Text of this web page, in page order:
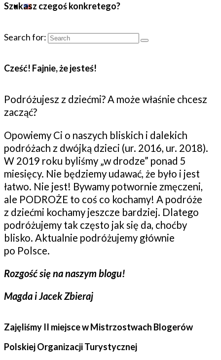
Szukasz czegoś konkretego?
Search for:
Cześć! Fajnie, że jesteś!
Podróżujesz z dziećmi? A może właśnie chcesz
zacząć?
Opowiemy Ci o naszych bliskich i dalekich
podróżach z dwójką dzieci (ur. 2016, ur. 2018).
W 2019 roku byliśmy „w drodze” ponad 5
miesięcy. Nie będziemy udawać, że było i jest
łatwo. Nie jest! Bywamy potwornie zmęczeni,
ale PODROŻE to coś co kochamy! A podróże
z dziećmi kochamy jeszcze bardziej. Dlatego
podróżujemy tak często jak się da, choćby
blisko. Aktualnie podróżujemy głównie
po Polsce.
Rozgość się na naszym blogu!
Magda i Jacek Zbieraj
Zajęliśmy II miejsce w Mistrzostwach Blogerów
Polskiej Organizacji Turystycznej